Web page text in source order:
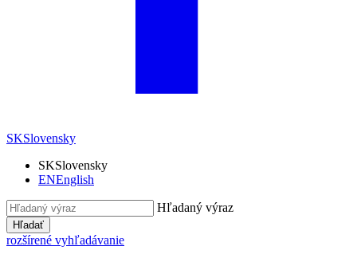
SKSlovensky
SKSlovensky
ENEnglish
Hľadaný výraz
Hľadať
rozšírené vyhľadávanie